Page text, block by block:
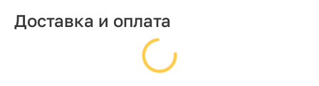
Доставка и оплата